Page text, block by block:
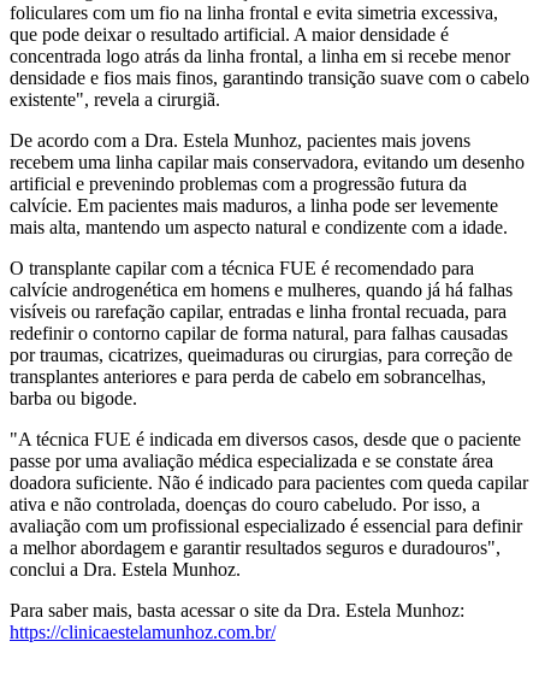
foliculares com um fio na linha frontal e evita simetria excessiva,
que pode deixar o resultado artificial. A maior densidade é
concentrada logo atrás da linha frontal, a linha em si recebe menor
densidade e fios mais finos, garantindo transição suave com o cabelo
existente", revela a cirurgiã.
De acordo com a Dra. Estela Munhoz, pacientes mais jovens
recebem uma linha capilar mais conservadora, evitando um desenho
artificial e prevenindo problemas com a progressão futura da
calvície. Em pacientes mais maduros, a linha pode ser levemente
mais alta, mantendo um aspecto natural e condizente com a idade.
O transplante capilar com a técnica FUE é recomendado para
calvície androgenética em homens e mulheres, quando já há falhas
visíveis ou rarefação capilar, entradas e linha frontal recuada, para
redefinir o contorno capilar de forma natural, para falhas causadas
por traumas, cicatrizes, queimaduras ou cirurgias, para correção de
transplantes anteriores e para perda de cabelo em sobrancelhas,
barba ou bigode.
"A técnica FUE é indicada em diversos casos, desde que o paciente
passe por uma avaliação médica especializada e se constate área
doadora suficiente. Não é indicado para pacientes com queda capilar
ativa e não controlada, doenças do couro cabeludo. Por isso, a
avaliação com um profissional especializado é essencial para definir
a melhor abordagem e garantir resultados seguros e duradouros",
conclui a Dra. Estela Munhoz.
Para saber mais, basta acessar o site da Dra. Estela Munhoz:
https://clinicaestelamunhoz.com.br/